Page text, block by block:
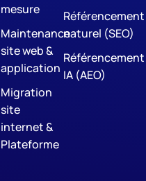
mesure
Maintenance
site web &
application
Migration
site
internet &
Plateforme
Référencement
naturel (SEO)
Référencement
IA (AEO)